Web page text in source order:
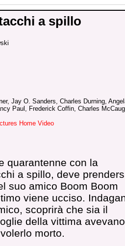
a spillo
Jay O. Sanders, Charles Durning,
Paul, Frederick Coffin, Charles
Home Video
quarantenne con la
a spillo, deve
suo amico Boom Boom
viene ucciso.
scoprirà che sia il
della vittima avevano
morto.